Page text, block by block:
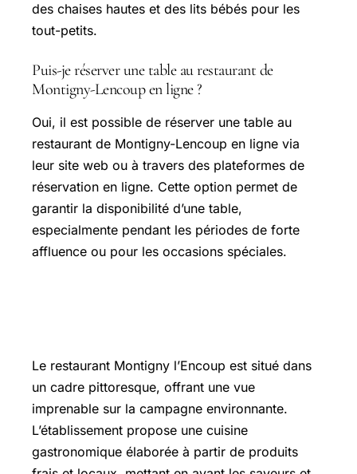
des chaises hautes et des lits bébés pour les
tout-petits.
Puis-je réserver une table au restaurant de
Montigny-Lencoup en ligne ?
Oui, il est possible de réserver une table au
restaurant de Montigny-Lencoup en ligne via
leur site web ou à travers des plateformes de
réservation en ligne. Cette option permet de
garantir la disponibilité d’une table,
especialmente pendant les périodes de forte
affluence ou pour les occasions spéciales.
Le restaurant Montigny l’Encoup est situé dans
un cadre pittoresque, offrant une vue
imprenable sur la campagne environnante.
L’établissement propose une cuisine
gastronomique élaborée à partir de produits